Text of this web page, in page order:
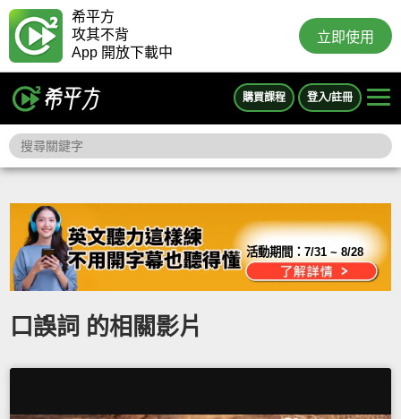
希平方
攻其不背
App 開放下載中
立即使用
購買課程 登入/註冊
活動期間：7/31 ~ 8/28
口誤詞 的相關影片